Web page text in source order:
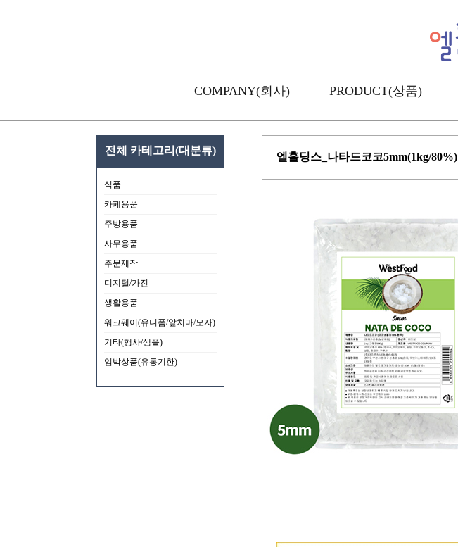
COMPANY(회사) PRODUCT(상품)
전체 카테고리(대분류)
식품
카페용품
주방용품
사무용품
주문제작
디지털/가전
생활용품
워크웨어(유니폼/앞치마/모자)
기타(행사/샘플)
임박상품(유통기한)
엘홀딩스_나타드코코5mm(1kg/80%)